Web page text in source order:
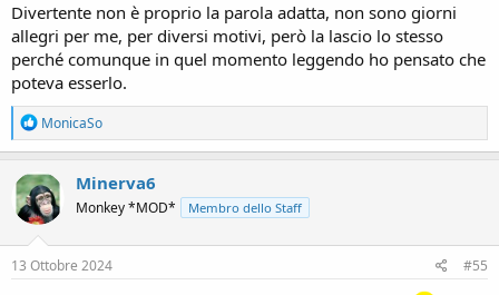
Divertente non è proprio la parola adatta, non sono giorni
allegri per me, per diversi motivi, però la lascio lo stesso
perché comunque in quel momento leggendo ho pensato che
poteva esserlo.
R
e
a
c
t
i
o
n
s
MonicaSo
Minerva6
Monkey *MOD* Membro dello Staff
13 Ottobre 2024 #55